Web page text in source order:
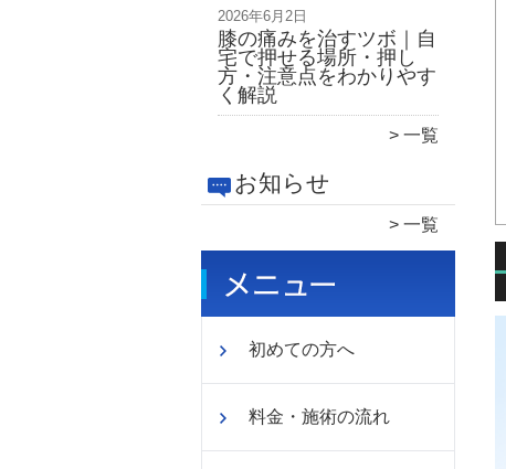
2026年6月2日
膝の痛みを治すツボ｜自
宅で押せる場所・押し
方・注意点をわかりやす
く解説
一覧
お知らせ
一覧
初めての方へ
料金・施術の流れ